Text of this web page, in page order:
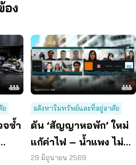
อง
ย
จซ้ำ
อสังหาริมทรัพย์และที่อยู่อาศัย
ดัน ‘สัญญาหอพัก’ ใหม่
แก้ค่าไฟ – น้ำแพง ไม่
คืนเงินประกัน
29 มิถุนายน 2569